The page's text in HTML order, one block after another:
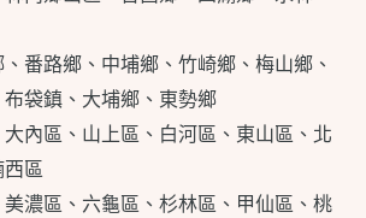
、番路鄉、中埔鄉、竹崎鄉、梅山鄉、
袋鎮、大埔鄉、東勢鄉
大內區、山上區、白河區、東山區、北
區
美濃區、六龜區、杉林區、甲仙區、桃